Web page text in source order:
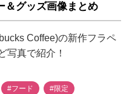
＆グッズ画像まとめ
Coffee)の新作フラペ
写真で紹介！
#フード #限定